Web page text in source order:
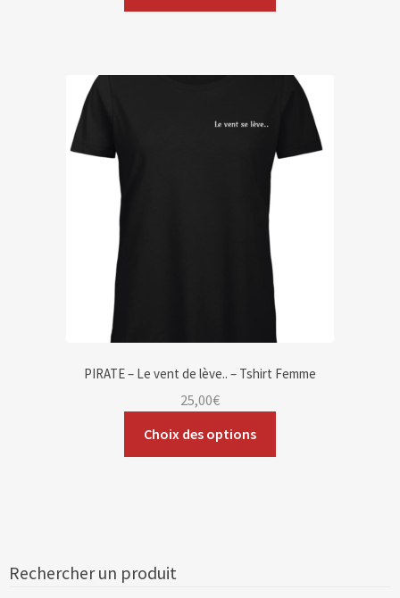
PIRATE – Le vent de lève.. – Tshirt Femme
25,00€
Choix des options
Rechercher un produit